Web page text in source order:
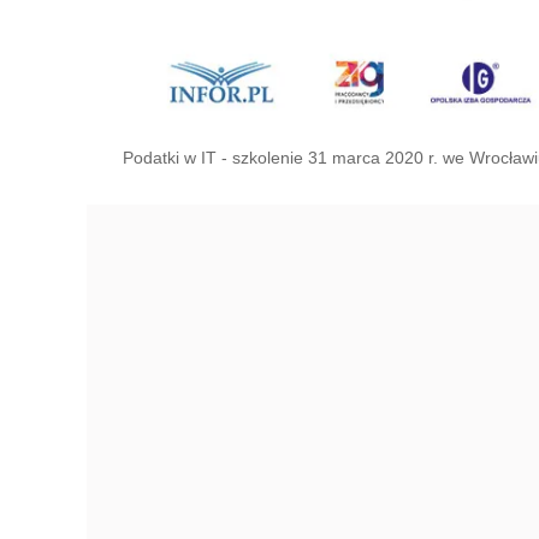
Podatki w IT - szkolenie 31 marca 2020 r. we